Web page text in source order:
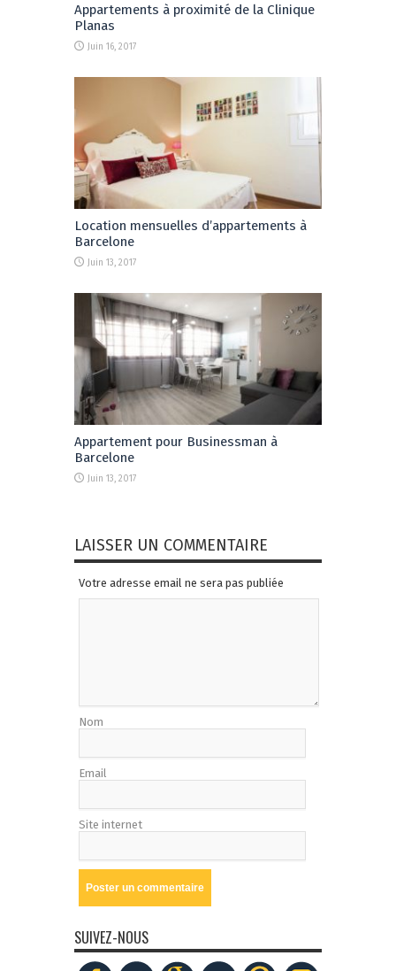
Appartements à proximité de la Clinique
Planas
Juin 16, 2017
Location mensuelles d’appartements à
Barcelone
Juin 13, 2017
Appartement pour Businessman à
Barcelone
Juin 13, 2017
LAISSER UN COMMENTAIRE
Votre adresse email ne sera pas publiée
Nom
Email
Site internet
SUIVEZ-NOUS